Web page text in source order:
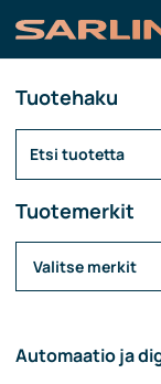
Tuotehaku
Tuotemerkit
Valitse merkit
Automaatio ja